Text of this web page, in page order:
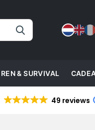
& SURVIVAL
49 reviews